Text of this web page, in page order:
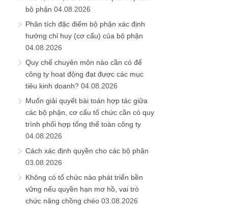
bộ phận 04.08.2026
Phân tích đặc điểm bộ phận xác định
hướng chỉ huy (cơ cấu) của bộ phận
04.08.2026
Quy chế chuyên môn nào cần có để
công ty hoạt động đạt được các mục
tiêu kinh doanh? 04.08.2026
Muốn giải quyết bài toán hợp tác giữa
các bộ phận, cơ cấu tổ chức cần có quy
trình phối hợp tổng thể toàn công ty
04.08.2026
Cách xác định quyền cho các bộ phận
03.08.2026
Không có tổ chức nào phát triển bền
vững nếu quyền hạn mơ hồ, vai trò
chức năng chồng chéo 03.08.2026